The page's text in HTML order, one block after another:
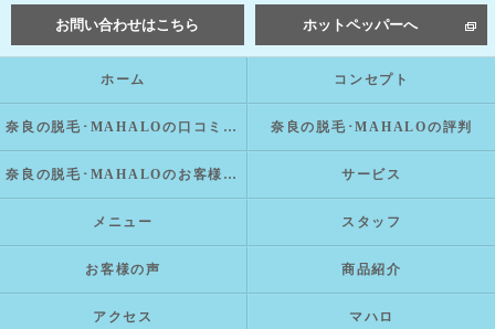
お問い合わせはこちら ホットペッパーへ
ホーム コンセプト
奈良の脱毛･MAHALOの口コミ情報 奈良の脱毛･MAHALOの評判
奈良の脱毛･MAHALOのお客様の声 サービス
メニュー スタッフ
お客様の声 商品紹介
アクセス マハロ